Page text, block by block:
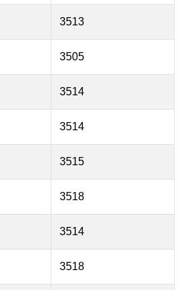
3513
3505
3514
3514
3515
3518
3514
3518